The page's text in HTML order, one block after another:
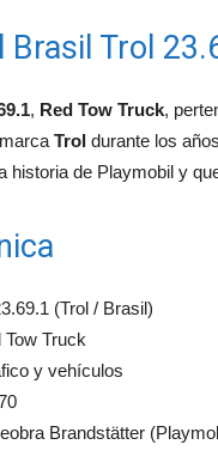
Brasil Trol
, Red Tow Truck,
Trol durante los
historia de Playmobil y
(Trol / Brasil)
Tow Truck
y vehículos
Brandstätter